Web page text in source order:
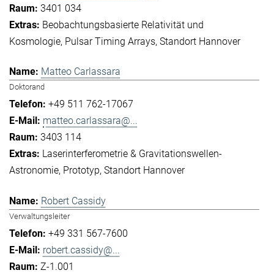
3401 034
Beobachtungsbasierte Relativität und
Kosmologie Pulsar Timing Arrays Standort Hannover
Matteo Carlassara
Doktorand
+49 511 762-17067
matteo.carlassara@...
3403 114
Laserinterferometrie & Gravitationswellen-
Astronomie Prototyp Standort Hannover
Robert Cassidy
Verwaltungsleiter
+49 331 567-7600
robert.cassidy@...
Z-1.001